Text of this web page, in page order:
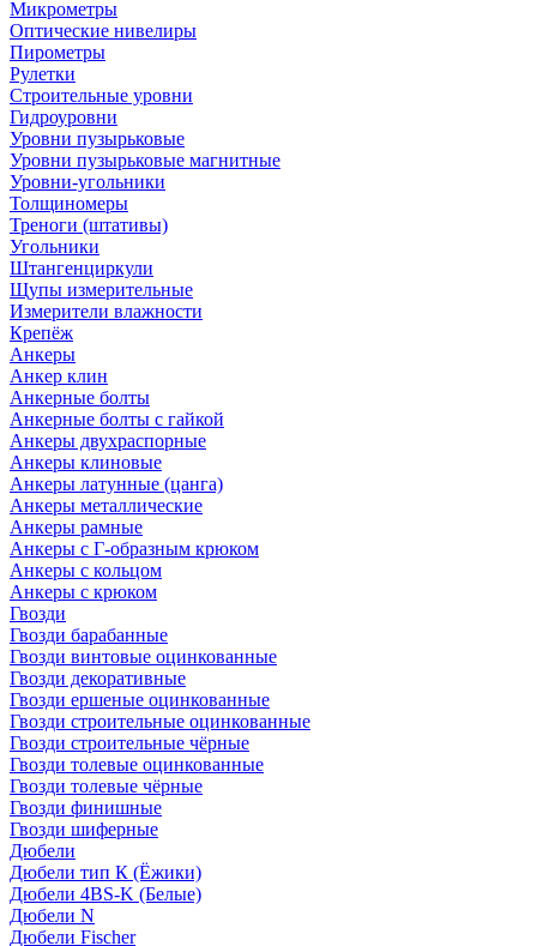
Микрометры
Оптические нивелиры
Пирометры
Рулетки
Строительные уровни
Гидроуровни
Уровни пузырьковые
Уровни пузырьковые магнитные
Уровни-угольники
Толщиномеры
Треноги (штативы)
Угольники
Штангенциркули
Щупы измерительные
Измерители влажности
Крепёж
Анкеры
Анкер клин
Анкерные болты
Анкерные болты с гайкой
Анкеры двухраспорные
Анкеры клиновые
Анкеры латунные (цанга)
Анкеры металлические
Анкеры рамные
Анкеры с Г-образным крюком
Анкеры с кольцом
Анкеры с крюком
Гвозди
Гвозди барабанные
Гвозди винтовые оцинкованные
Гвозди декоративные
Гвозди ершеные оцинкованные
Гвозди строительные оцинкованные
Гвозди строительные чёрные
Гвозди толевые оцинкованные
Гвозди толевые чёрные
Гвозди финишные
Гвозди шиферные
Дюбели
Дюбели тип К (Ёжики)
Дюбели 4BS-K (Белые)
Дюбели N
Дюбели Fischer